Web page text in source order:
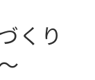
くり